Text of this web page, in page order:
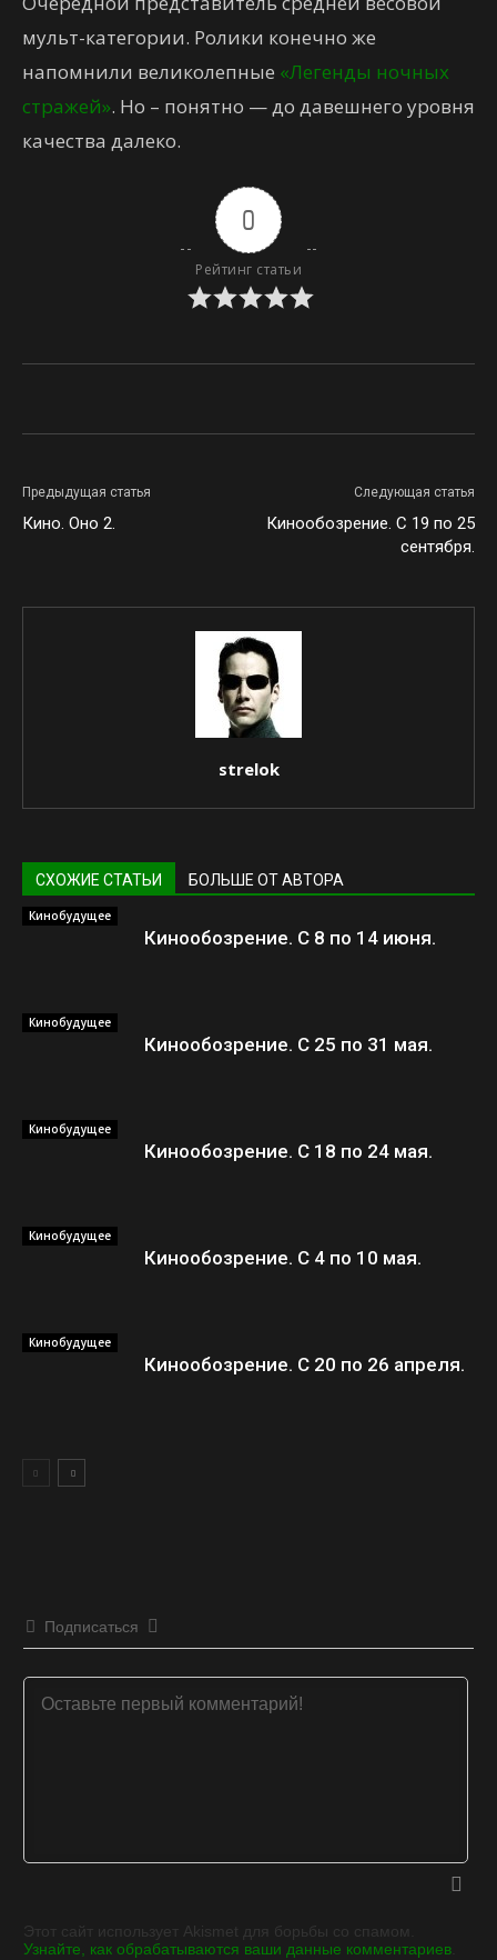
мульт-категории. Ролики конечно же
напомнили великолепные «Легенды ночных
стражей». Но – понятно — до давешнего уровня
качества далеко.
0
Рейтинг статьи
Предыдущая статья
Кино. Оно 2.
Следующая статья
Кинообозрение. С 19 по 25
сентября.
strelok
СХОЖИЕ СТАТЬИ БОЛЬШЕ ОТ АВТОРА
Кинобудущее
Кинообозрение. С 8 по 14 июня.
Кинобудущее
Кинообозрение. С 25 по 31 мая.
Кинобудущее
Кинообозрение. С 18 по 24 мая.
Кинобудущее
Кинообозрение. С 4 по 10 мая.
Кинобудущее
Кинообозрение. С 20 по 26 апреля.
Подписаться
Этот сайт использует Akismet для борьбы со спамом.
Узнайте, как обрабатываются ваши данные комментариев